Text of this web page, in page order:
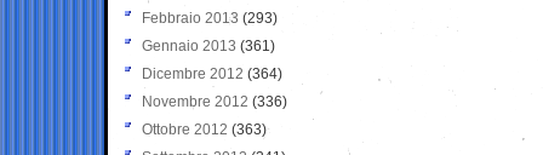
Febbraio 2013 (293)
Gennaio 2013 (361)
Dicembre 2012 (364)
Novembre 2012 (336)
Ottobre 2012 (363)